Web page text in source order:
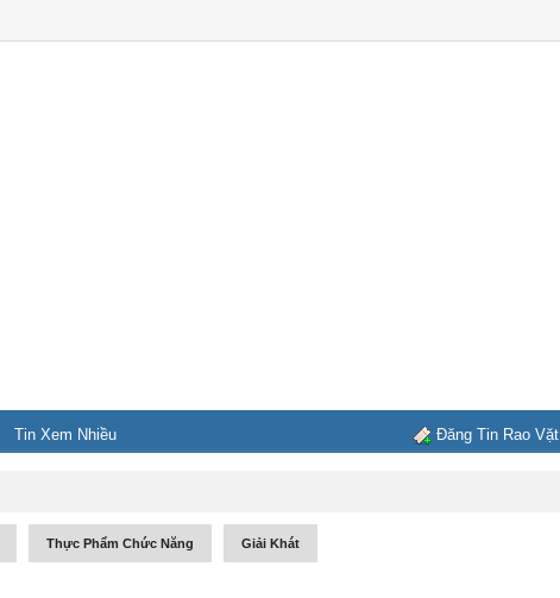
Tin Xem Nhiều Đăng Tin Rao Vặt
Thực Phẩm Chức Năng Giải Khát